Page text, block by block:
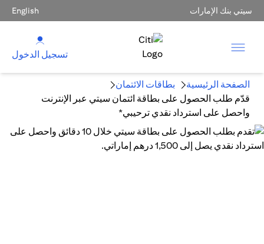
سيتي بنك الإمارات English
تسجيل الدخول
الصفحة الرئيسية
بطاقات الائتمان
قدّم طلب الحصول على بطاقة ائتمان سيتي عبر الإنترنت
واحصل على استرداد نقدي ترحيبي*